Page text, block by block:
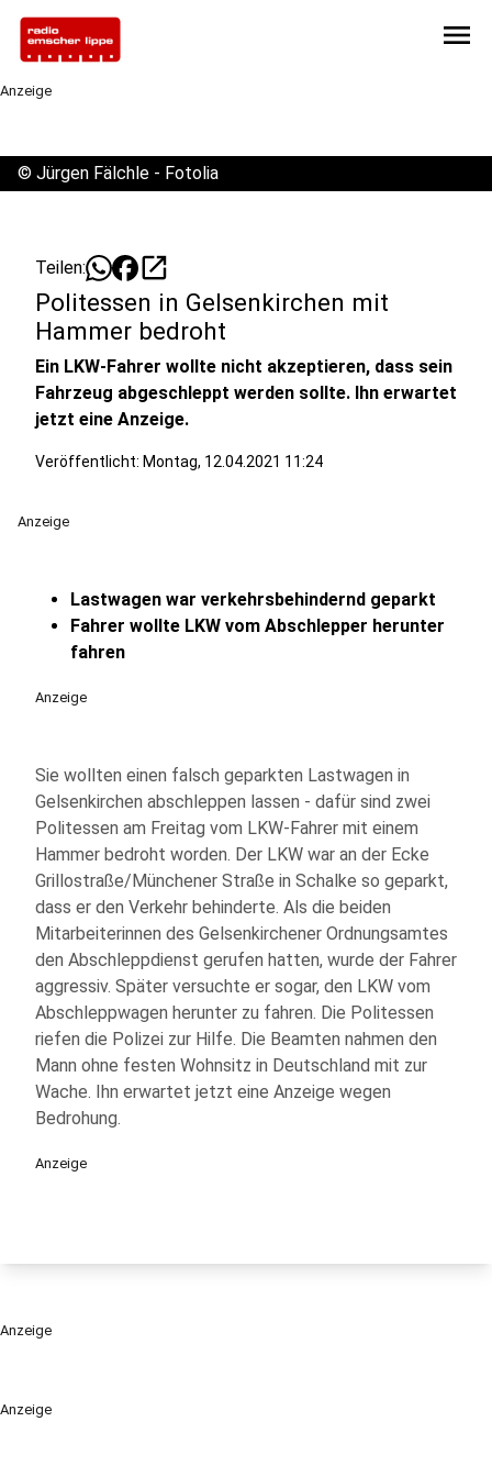
menu
Anzeige
Anzeige
© Jürgen Fälchle - Fotolia
Teilen: open_in_new
Politessen in Gelsenkirchen mit
Hammer bedroht
Ein LKW-Fahrer wollte nicht akzeptieren, dass sein
Fahrzeug abgeschleppt werden sollte. Ihn erwartet
jetzt eine Anzeige.
Veröffentlicht: Montag, 12.04.2021 11:24
Anzeige
Lastwagen war verkehrsbehindernd geparkt
Fahrer wollte LKW vom Abschlepper herunter
fahren
Anzeige
Sie wollten einen falsch geparkten Lastwagen in
Gelsenkirchen abschleppen lassen - dafür sind zwei
Politessen am Freitag vom LKW-Fahrer mit einem
Hammer bedroht worden. Der LKW war an der Ecke
Grillostraße/Münchener Straße in Schalke so geparkt,
dass er den Verkehr behinderte. Als die beiden
Mitarbeiterinnen des Gelsenkirchener Ordnungsamtes
den Abschleppdienst gerufen hatten, wurde der Fahrer
aggressiv. Später versuchte er sogar, den LKW vom
Abschleppwagen herunter zu fahren. Die Politessen
riefen die Polizei zur Hilfe. Die Beamten nahmen den
Mann ohne festen Wohnsitz in Deutschland mit zur
Wache. Ihn erwartet jetzt eine Anzeige wegen
Bedrohung.
Anzeige
Anzeige